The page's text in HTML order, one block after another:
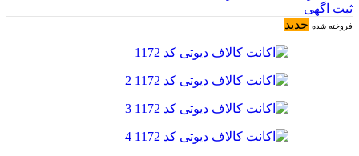
ثبت اگهی
فروخته شده جدید